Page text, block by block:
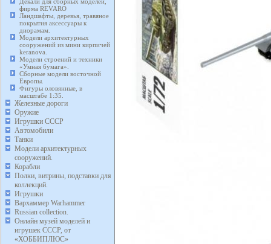
фирма REVARO
Ландшафты, деревья, травяное
покрытия аксессуары к
диорамам.
Модели архитектурных
сооружений из мини кирпичей
keranova.
Модели строений и техники
«Умная бумага».
Сборные модели восточной
Европы.
Фигуры оловянные, в
масштабе 1:35.
Железные дороги
Оружие
Игрушки СССР
Автомобили
Танки
Модели архитектурных
сооружений.
Корабли
Полки, витрины, подставки для
коллекций.
Игрушки
Вархаммер Warhammer
Russian collection.
Онлайн музей моделей и
игрушек СССР, от
«ХОББИПЛЮС»